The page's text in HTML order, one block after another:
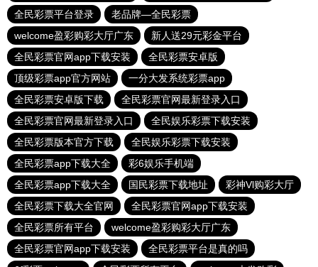
全民彩票平台登录
老品牌—全民彩票
welcome盈彩购彩大厅广东
新人送29元彩金平台
全民彩票官网app下载安装
全民彩票安卓版
顶级彩票app官方网站
一分大发系统彩票app
全民彩票安卓版下载
全民彩票官网最新登录入口
全民彩票官网最新登录入口
全民娱乐彩票下载安装
全民彩票版本官方下载
全民娱乐彩票下载安装
全民彩票app下载大全
彩6娱乐手机端
全民彩票app下载大全
国民彩票下载地址
彩神Vl购彩大厅
全民彩票下载大全官网
全民彩票官网app下载安装
全民彩票所有平台
welcome盈彩购彩大厅广东
全民彩票官网app下载安装
全民彩票平台是真的吗